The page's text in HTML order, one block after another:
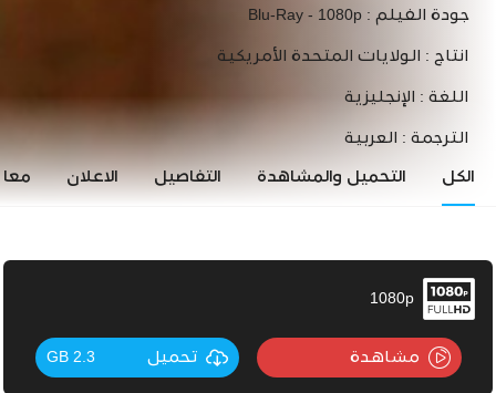
جودة الفيلم : Blu-Ray - 1080p
انتاج : الولايات المتحدة الأمريكية
اللغة : الإنجليزية
الترجمة : العربية
الكل التحميل والمشاهدة التفاصيل الاعلان
1080p
مشاهدة تحميل 2.3 GB